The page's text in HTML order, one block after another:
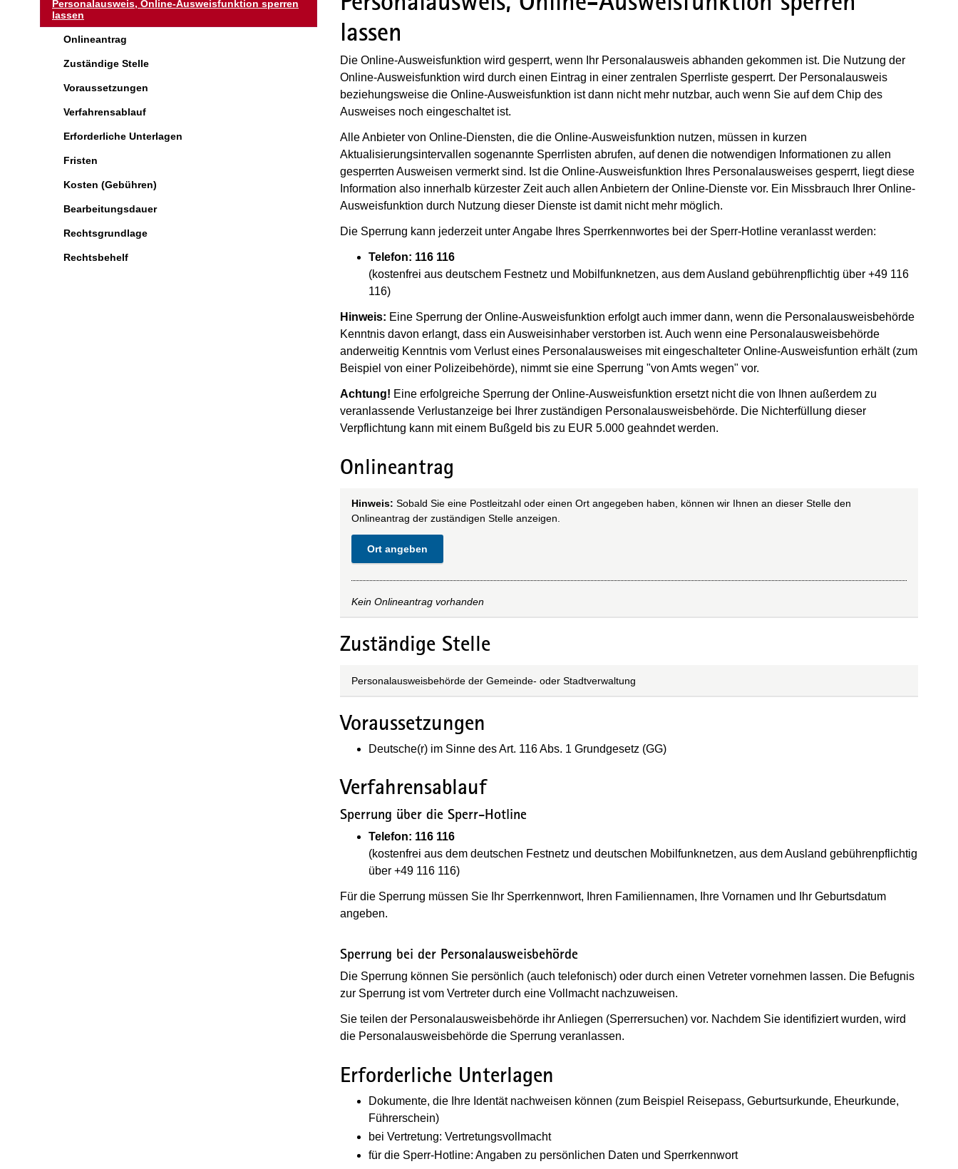
Personalausweis, Online-Ausweisfunktion sperren
lassen
Onlineantrag
Zuständige Stelle
Voraussetzungen
Verfahrensablauf
Erforderliche Unterlagen
Fristen
Kosten (Gebühren)
Bearbeitungsdauer
Rechtsgrundlage
Rechtsbehelf
lassen
Die Online-Ausweisfunktion wird gesperrt, wenn Ihr Personalausweis abhanden gekommen ist. Die Nutzung der
Online-Ausweisfunktion wird durch einen Eintrag in einer zentralen Sperrliste gesperrt. Der Personalausweis
beziehungsweise die Online-Ausweisfunktion ist dann nicht mehr nutzbar, auch wenn Sie auf dem Chip des
Ausweises noch eingeschaltet ist.
Alle Anbieter von Online-Diensten, die die Online-Ausweisfunktion nutzen, müssen in kurzen
Aktualisierungsintervallen sogenannte Sperrlisten abrufen, auf denen die notwendigen Informationen zu allen
gesperrten Ausweisen vermerkt sind. Ist die Online-Ausweisfunktion Ihres Personalausweises gesperrt, liegt diese
Information also innerhalb kürzester Zeit auch allen Anbietern der Online-Dienste vor. Ein Missbrauch Ihrer Online-
Ausweisfunktion durch Nutzung dieser Dienste ist damit nicht mehr möglich.
Die Sperrung kann jederzeit unter Angabe Ihres Sperrkennwortes bei der Sperr-Hotline veranlasst werden:
Telefon: 116 116
(kostenfrei aus deutschem Festnetz und Mobilfunknetzen, aus dem Ausland gebührenpflichtig über +49 116
116)
Hinweis: Eine Sperrung der Online-Ausweisfunktion erfolgt auch immer dann, wenn die Personalausweisbehörde
Kenntnis davon erlangt, dass ein Ausweisinhaber verstorben ist. Auch wenn eine Personalausweisbehörde
anderweitig Kenntnis vom Verlust eines Personalausweises mit eingeschalteter Online-Ausweisfuntion erhält (zum
Beispiel von einer Polizeibehörde), nimmt sie eine Sperrung "von Amts wegen" vor.
Achtung! Eine erfolgreiche Sperrung der Online-Ausweisfunktion ersetzt nicht die von Ihnen außerdem zu
veranlassende Verlustanzeige bei Ihrer zuständigen Personalausweisbehörde. Die Nichterfüllung dieser
Verpflichtung kann mit einem Bußgeld bis zu EUR 5.000 geahndet werden.
Onlineantrag
Hinweis: Sobald Sie eine Postleitzahl oder einen Ort angegeben haben, können wir Ihnen an dieser Stelle den
Onlineantrag der zuständigen Stelle anzeigen.
Ort angeben
Kein Onlineantrag vorhanden
Zuständige Stelle
Personalausweisbehörde der Gemeinde- oder Stadtverwaltung
Voraussetzungen
Deutsche(r) im Sinne des Art. 116 Abs. 1 Grundgesetz (GG)
Verfahrensablauf
Sperrung über die Sperr-Hotline
Telefon: 116 116
(kostenfrei aus dem deutschen Festnetz und deutschen Mobilfunknetzen, aus dem Ausland gebührenpflichtig
über +49 116 116)
Für die Sperrung müssen Sie Ihr Sperrkennwort, Ihren Familiennamen, Ihre Vornamen und Ihr Geburtsdatum
angeben.
Sperrung bei der Personalausweisbehörde
Die Sperrung können Sie persönlich (auch telefonisch) oder durch einen Vetreter vornehmen lassen. Die Befugnis
zur Sperrung ist vom Vertreter durch eine Vollmacht nachzuweisen.
Sie teilen der Personalausweisbehörde ihr Anliegen (Sperrersuchen) vor. Nachdem Sie identifiziert wurden, wird
die Personalausweisbehörde die Sperrung veranlassen.
Erforderliche Unterlagen
Dokumente, die Ihre Identät nachweisen können (zum Beispiel Reisepass, Geburtsurkunde, Eheurkunde,
Führerschein)
bei Vertretung: Vertretungsvollmacht
für die Sperr-Hotline: Angaben zu persönlichen Daten und Sperrkennwort